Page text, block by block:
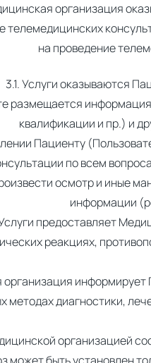
организация
телемедицинских
на проведение
3.1. Услуги оказываются
размещается
квалификации и пр.) и
Пациенту
по всем
осмотр и иные
информации
предоставляет
реакциях,
методах диагностики,
организацией